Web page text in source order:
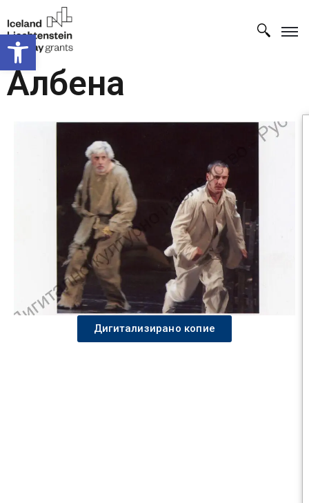
Open toolbar
Албена
Дигитализирано копие